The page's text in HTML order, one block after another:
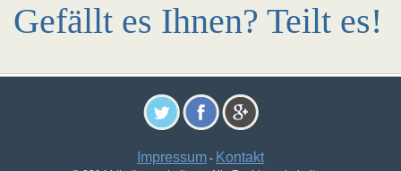
Gefällt es Ihnen? Teilt es!
Impressum - Kontakt